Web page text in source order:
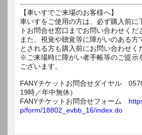
【車いすでご来場のお客様へ】
車いすをご使用の方は、必ず購入前に
トお問合せ窓口までお問い合わせくだ
また、視覚や聴覚等に障がいのある方
とされる方も購入前にお問い合わせく
※ご来場時に障がい者手帳等のご提示
ございます。
FANYチケットお問合せダイヤル
19時／年中無休）
FANYチケットお問合せフォーム
p/form/18802_evbb_16/index.do